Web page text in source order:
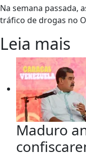
Na semana passada,
tráfico de drogas no
Leia mais
Maduro